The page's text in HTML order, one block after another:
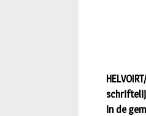
in de